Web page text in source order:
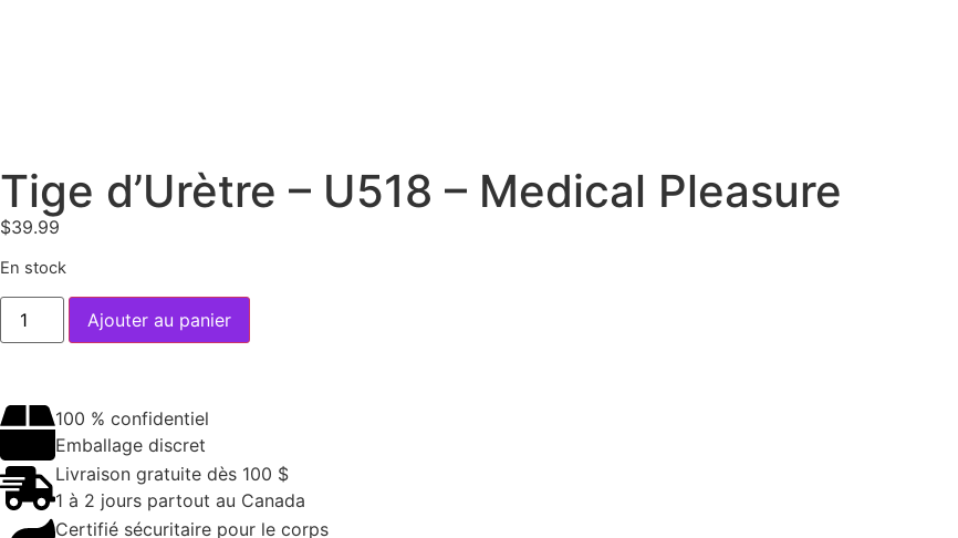
Tige d’Urètre – U518 – Medical Pleasure
$39.99
En stock
Ajouter au panier
100 % confidentiel
Emballage discret
Livraison gratuite dès 100 $
1 à 2 jours partout au Canada
Certifié sécuritaire pour le corps